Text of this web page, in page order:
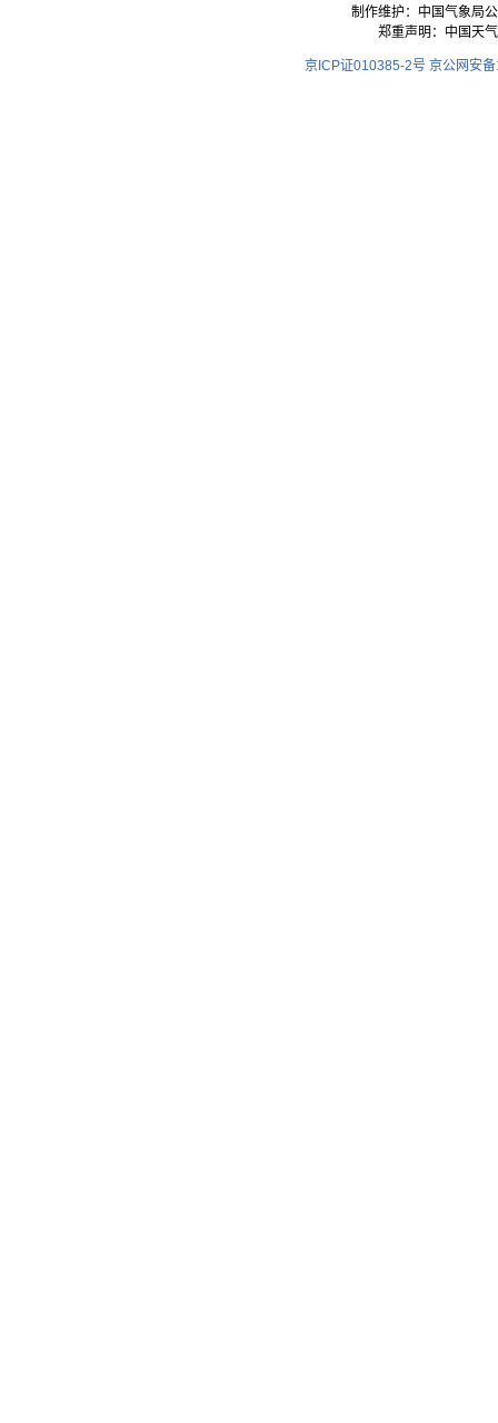
制作维护：中国气象局
郑重声明：中国天
京ICP证010385-2号 京公网安